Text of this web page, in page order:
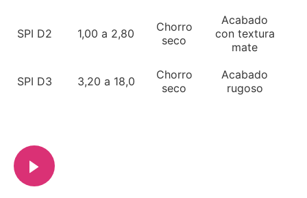
SPI D2 1,00 a 2,80
Chorro
seco
Acabado
con textura
mate
SPI D3 3,20 a 18,0
Chorro
seco
Acabado
rugoso